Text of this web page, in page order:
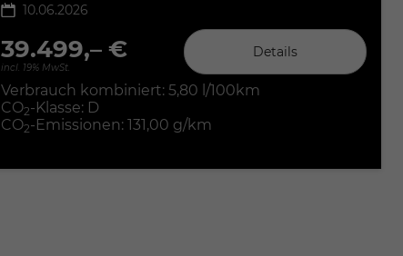
10.06.2026
39.499,– €
incl. 19% MwSt.
Details
Verbrauch kombiniert: 5,80 l/100km
CO2-Klasse: D
CO2-Emissionen: 131,00 g/km